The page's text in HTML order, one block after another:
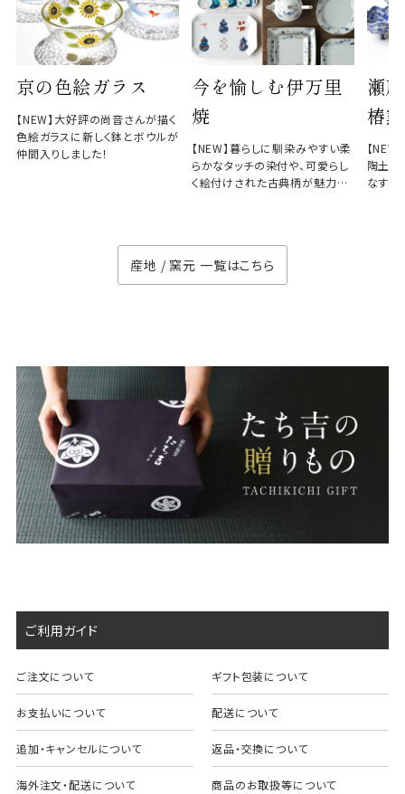
京の色絵ガラス
【NEW】大好評の尚音さんが描く
色絵ガラスに新しく鉢とボウルが
仲間入りしました！
今を愉しむ伊万里
焼
【NEW】暮らしに馴染みやすい柔
らかなタッチの染付や、可愛らし
く絵付けされた古典柄が魅力の
瀬
椿窯
【
陶土と
なす、
産地 / 窯元 一覧はこちら
ご利用ガイド
ご注文について ギフト包装について
お支払いについて 配送について
追加・キャンセルについて 返品・交換について
海外注文・配送について 商品のお取扱等について